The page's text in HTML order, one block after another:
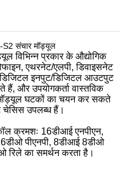
संचार मॉड्यूल
विभिन्न प्रकार के औद्योगिक
एथरनेट/एलपी, डिवाइसनेट
इनपुट/डिजिटल आउटपुट
और उपयोगकर्ता वास्तविक
घटकों का चयन कर सकते
उपलब्ध हैं।
क्रमशः 16डीआई एनपीएन,
पीएनपी, 8डीआई 8डीओ
रिले का समर्थन करता है।